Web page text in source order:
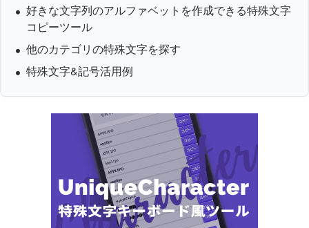
好きな文字列のアルファベットを作成できる特殊文字
コピーツール
他のカテゴリの特殊文字を探す
特殊文字&記号活用例